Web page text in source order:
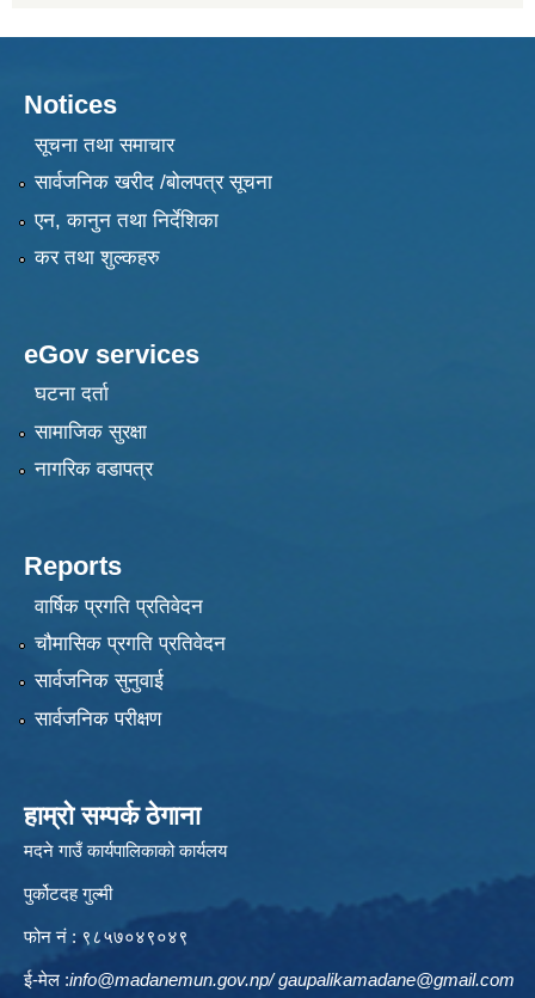
Notices
सूचना तथा समाचार
सार्वजनिक खरीद /बोलपत्र सूचना
एन, कानुन तथा निर्देशिका
कर तथा शुल्कहरु
eGov services
घटना दर्ता
सामाजिक सुरक्षा
नागरिक वडापत्र
Reports
वार्षिक प्रगति प्रतिवेदन
चौमासिक प्रगति प्रतिवेदन
सार्वजनिक सुनुवाई
सार्वजनिक परीक्षण
हाम्रो सम्पर्क ठेगाना
मदने गाउँ कार्यपालिकाको कार्यलय
पुर्कोटदह गुल्मी
फोन नं : ९८५७०४९०४९
ई-मेल :info@madanemun.gov.np/gaupalikamadane@gmail.com